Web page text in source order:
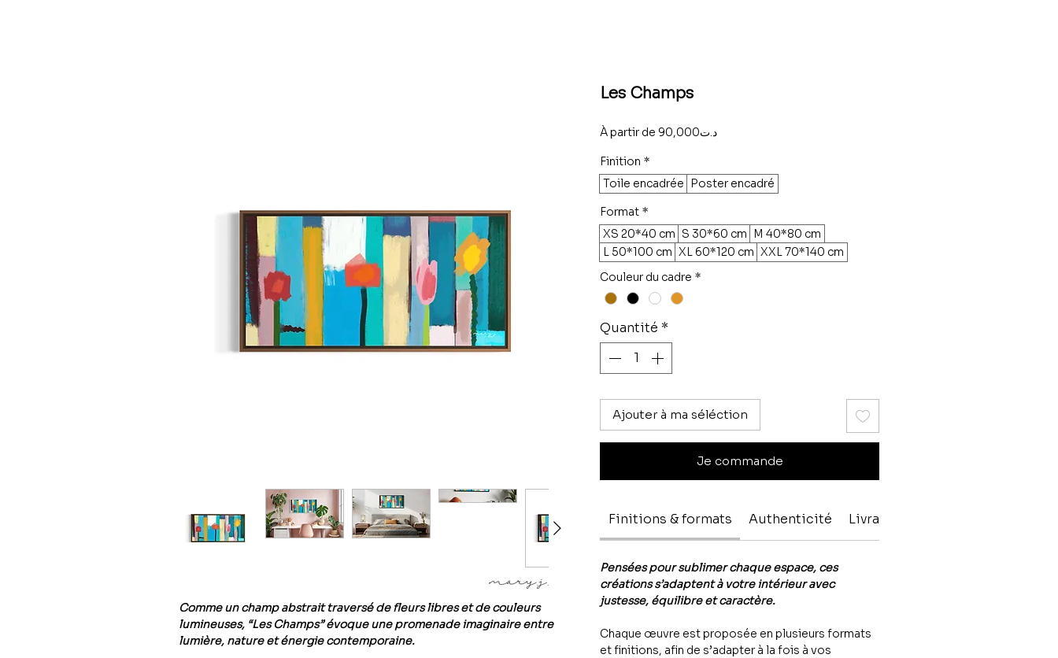
Comme un champ abstrait traversé de fleurs libres et de couleurs
lumineuses, “Les Champs” évoque une promenade imaginaire entre
lumière, nature et énergie contemporaine.
Les Champs
À partir de 90,000د.تPrix
Finition *
Toile encadrée Poster encadré
Format *
XS 20*40 cm S 30*60 cm M 40*80 cm
L 50*100 cm XL 60*120 cm XXL 70*140 cm
Couleur du cadre *
Quantité *
Ajouter à ma séléction
Je commande
Finitions & formats Authenticité Livraison & paiment
Pensées pour sublimer chaque espace, ces
créations s’adaptent à votre intérieur avec
justesse, équilibre et caractère.
Chaque œuvre est proposée en plusieurs formats
et finitions, afin de s’adapter à la fois à vos